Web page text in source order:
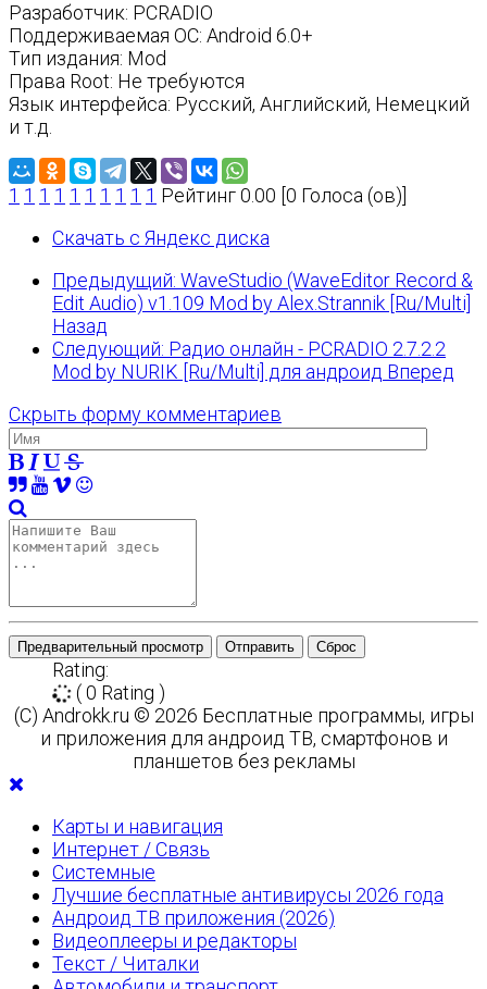
Разработчик: PCRADIO
Поддерживаемая ОС: Android 6.0+
Тип издания: Mod
Права Root: Не требуются
Язык интерфейса: Русский, Английский, Немецкий
и т.д.
1 1 1 1 1 1 1 1 1 1 Рейтинг 0.00 [0 Голоса (ов)]
Скачать с Яндекс диска
Предыдущий: WaveStudio (WaveEditor Record &
Edit Audio) v1.109 Mod by Alex.Strannik [Ru/Multi]
Назад
Следующий: Радио онлайн - PCRADIO 2.7.2.2
Mod by NURIK [Ru/Multi] для андроид Вперед
Скрыть форму комментариев
Предварительный просмотр Отправить Сброс
Rating:
( 0 Rating )
(C) Androkk.ru © 2026 Бесплатные программы, игры
и приложения для андроид ТВ, смартфонов и
планшетов без рекламы
Карты и навигация
Интернет / Связь
Системные
Лучшие бесплатные антивирусы 2026 года
Андроид ТВ приложения (2026)
Видеоплееры и редакторы
Текст / Читалки